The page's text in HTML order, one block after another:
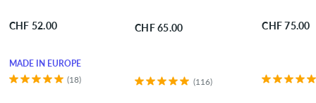
CHF 52.00
MADE IN EUROPE
(18)
CHF 65.00
(116)
CHF 75.00